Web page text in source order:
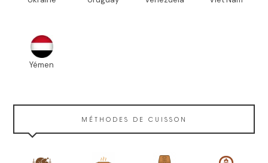
Yémen
MÉTHODES DE CUISSON